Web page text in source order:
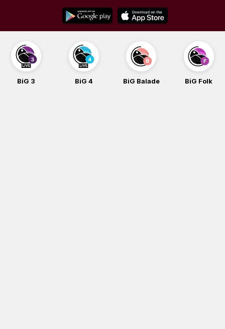
content
BiG 4 BiG Balade BiG Folk BiG iG